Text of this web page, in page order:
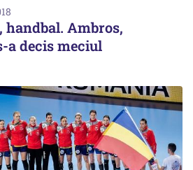
handbal. Ambros,
a decis meciul